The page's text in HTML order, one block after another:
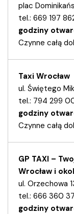
plac
tel.: 669 197
godziny
Czynne całą
Taxi Wrocław
ul. Świętego
tel.: 794 299
godziny
Czynne całą
GP TAXI –
Wrocław i
ul. Orzechowa
tel.: 666 360
godziny